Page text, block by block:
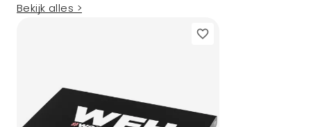
Bekijk alles >